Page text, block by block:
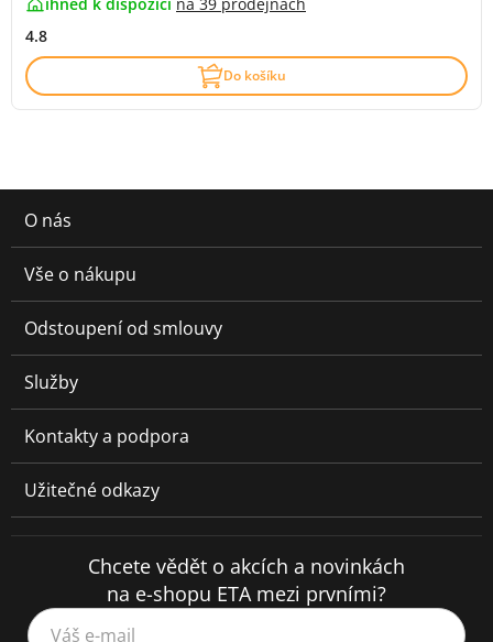
4.8
Do košíku
O nás
Vše o nákupu
Odstoupení od smlouvy
Služby
Kontakty a podpora
Užitečné odkazy
Chcete vědět o akcích a novinkách
na e-shopu ETA mezi prvními?
Váš e-mail